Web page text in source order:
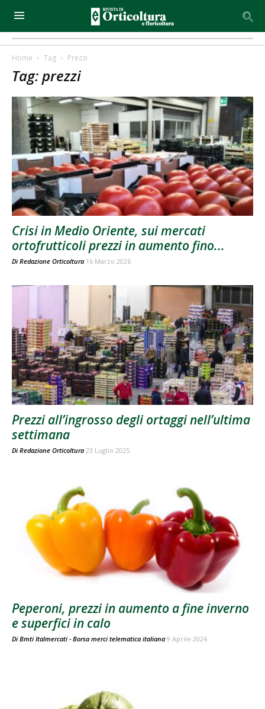
Home Tag Prezzi
Tag: prezzi
Crisi in Medio Oriente, sui mercati
ortofrutticoli prezzi in aumento fino...
Di Redazione Orticoltura 16 Marzo 2026
Prezzi all’ingrosso degli ortaggi nell’ultima
settimana
Di Redazione Orticoltura 23 Luglio 2025
Peperoni, prezzi in aumento a fine inverno
e superfici in calo
Di Bmti Italmercati - Borsa merci telematica italiana 9 Aprile 2024